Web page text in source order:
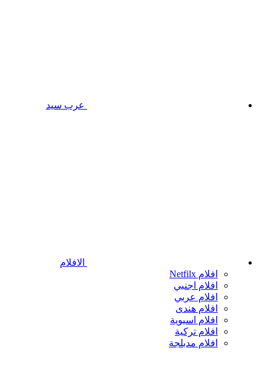
عرب سيد
الافلام
افلام Netfilx
افلام اجنبي
افلام عربي
افلام هندى
افلام اسيوية
افلام تركية
افلام مدبلجة